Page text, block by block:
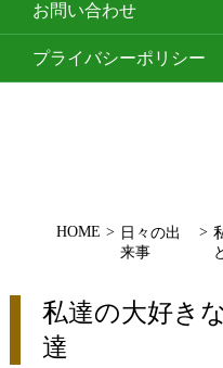
お問い合わせ
プライバシーポリシー
HOME > 日々の出
来事
>
私達の大好き
達